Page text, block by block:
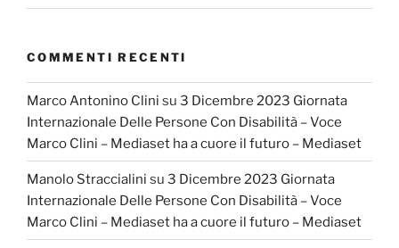
COMMENTI RECENTI
Marco Antonino Clini su 3 Dicembre 2023 Giornata
Internazionale Delle Persone Con Disabilità – Voce
Marco Clini – Mediaset ha a cuore il futuro – Mediaset
Manolo Straccialini su 3 Dicembre 2023 Giornata
Internazionale Delle Persone Con Disabilità – Voce
Marco Clini – Mediaset ha a cuore il futuro – Mediaset